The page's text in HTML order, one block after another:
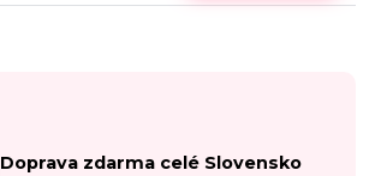
Doprava zdarma celé Slovensko